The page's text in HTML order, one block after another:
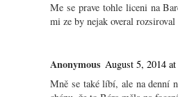
Me se prave tohle liceni na
mi ze by nejak overal
Anonymous August 5, 2014
Mně se také líbí, ale na denní